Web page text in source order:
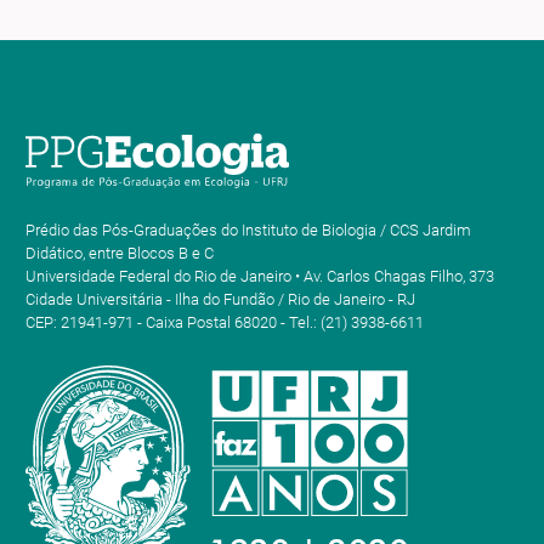
Prédio das Pós-Graduações do Instituto de Biologia / CCS Jardim
Didático, entre Blocos B e C
Universidade Federal do Rio de Janeiro • Av. Carlos Chagas Filho, 373
Cidade Universitária - Ilha do Fundão / Rio de Janeiro - RJ
CEP: 21941-971 - Caixa Postal 68020 - Tel.: (21) 3938-6611